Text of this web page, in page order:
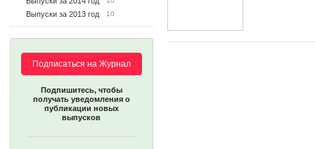
Выпуски за 2013 год 10
Подписаться на Журнал
Подпишитесь, чтобы
получать уведомления о
публикации новых
выпусков